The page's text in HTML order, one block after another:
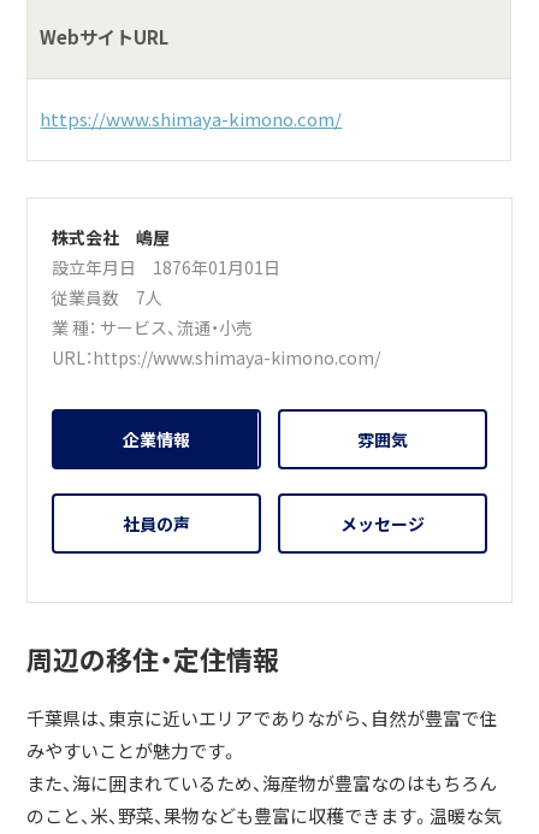
WebサイトURL
https://www.shimaya-kimono.com/
株式会社 嶋屋
設立年月日 1876年01月01日
従業員数 7人
業 種： サービス、流通・小売
URL：https://www.shimaya-kimono.com/
企業情報 雰囲気
社員の声 メッセージ
周辺の移住・定住情報
千葉県は、東京に近いエリアでありながら、自然が豊富で住
みやすいことが魅力です。
また、海に囲まれているため、海産物が豊富なのはもちろん
のこと、米、野菜、果物なども豊富に収穫できます。温暖な気